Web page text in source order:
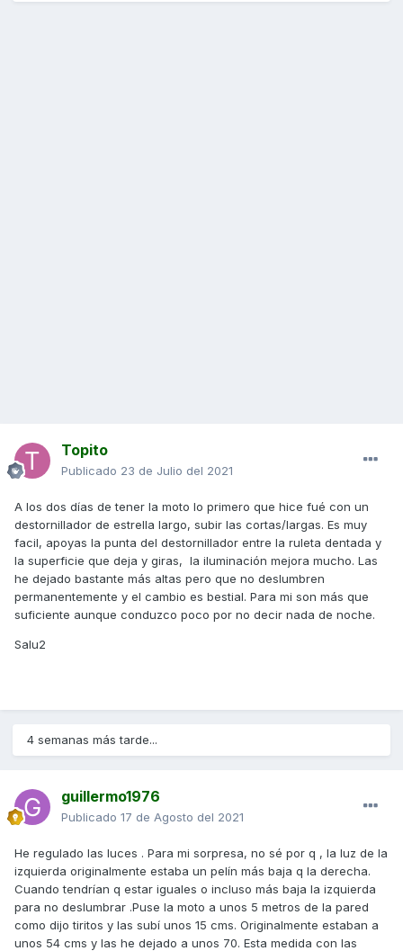
Topito
Publicado 23 de Julio del 2021
A los dos días de tener la moto lo primero que hice fué con un
destornillador de estrella largo, subir las cortas/largas. Es muy
facil, apoyas la punta del destornillador entre la ruleta dentada y
la superficie que deja y giras, la iluminación mejora mucho. Las
he dejado bastante más altas pero que no deslumbren
permanentemente y el cambio es bestial. Para mi son más que
suficiente aunque conduzco poco por no decir nada de noche.
Salu2
4 semanas más tarde...
guillermo1976
Publicado 17 de Agosto del 2021
He regulado las luces . Para mi sorpresa, no sé por q , la luz de la
izquierda originalmente estaba un pelín más baja q la derecha.
Cuando tendrían q estar iguales o incluso más baja la izquierda
para no deslumbrar .Puse la moto a unos 5 metros de la pared
como dijo tiritos y las subí unos 15 cms. Originalmente estaban a
unos 54 cms y las he dejado a unos 70. Esta medida con las